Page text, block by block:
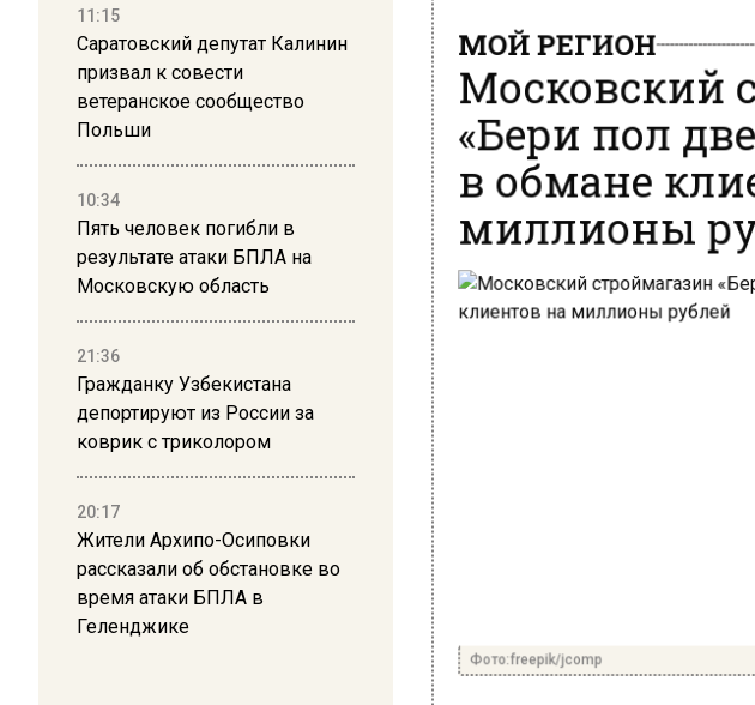
11:15
Саратовский депутат Калинин
призвал к совести
ветеранское сообщество
Польши
10:34
Пять человек погибли в
результате атаки БПЛА на
Московскую область
21:36
Гражданку Узбекистана
депортируют из России за
коврик с триколором
20:17
Жители Архипо-Осиповки
рассказали об обстановке во
время атаки БПЛА в
Геленджике
МОЙ РЕГИОН
Московский
«Бери пол
в обмане
миллионы
Фото:freepik/jcomp